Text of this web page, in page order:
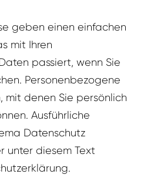
geben einen einfachen
mit Ihren
passiert, wenn Sie
Personenbezogene
mit denen Sie persönlich
Ausführliche
Datenschutz
unter diesem Text